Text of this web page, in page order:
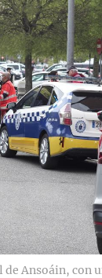
Ansoáin, con